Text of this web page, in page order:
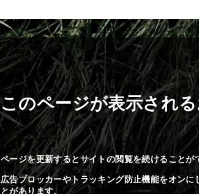
このページが表示され
ページを更新するとサイトの閲覧を続けることが
広告ブロッカーやトラッキング防止機能をオン
とがあります。